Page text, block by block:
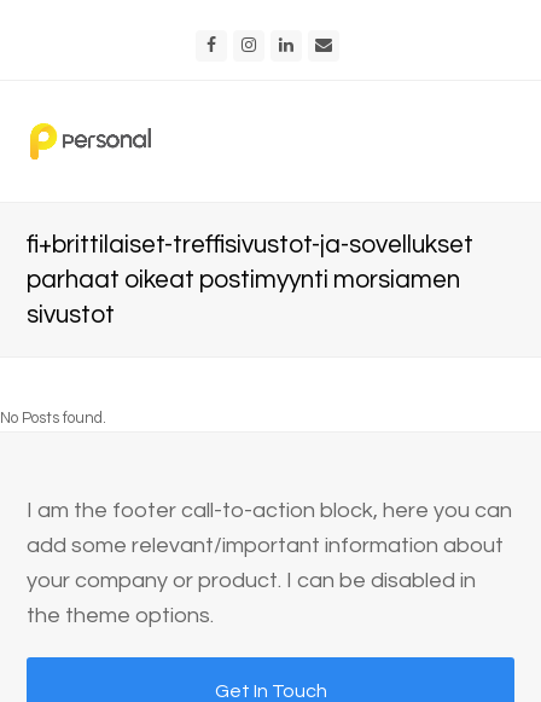
FacebookInstagram
LinkedIn
fi+brittilaiset-treffisivustot-ja-sovellukset
parhaat oikeat postimyynti morsiamen
sivustot
No Posts found.
I am the footer call-to-action block, here you can
add some relevant/important information about
your company or product. I can be disabled in
the theme options.
Get In Touch